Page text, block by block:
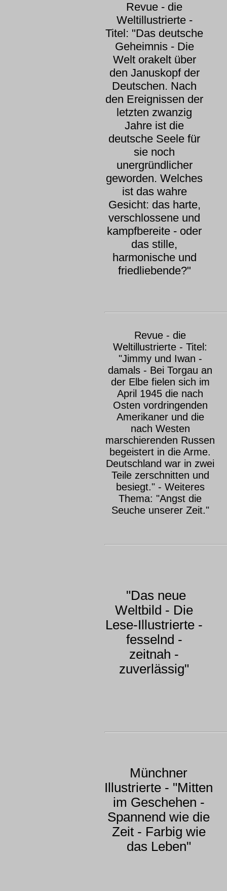
Revue - die
Weltillustrierte -
Titel: "Das deutsche
Geheimnis - Die
Welt orakelt über
den Januskopf der
Deutschen. Nach
den Ereignissen der
letzten zwanzig
Jahre ist die
deutsche Seele für
sie noch
unergründlicher
geworden. Welches
ist das wahre
Gesicht: das harte,
verschlossene und
kampfbereite - oder
das stille,
harmonische und
friedliebende?"
Revue - die
Weltillustrierte - Titel:
"Jimmy und Iwan -
damals - Bei Torgau an
der Elbe fielen sich im
April 1945 die nach
Osten vordringenden
Amerikaner und die
nach Westen
marschierenden Russen
begeistert in die Arme.
Deutschland war in zwei
Teile zerschnitten und
besiegt." - Weiteres
Thema: "Angst die
Seuche unserer Zeit."
"Das neue
Weltbild - Die
Lese-Illustrierte -
fesselnd -
zeitnah -
zuverlässig"
Münchner
Illustrierte - "Mitten
im Geschehen -
Spannend wie die
Zeit - Farbig wie
das Leben"